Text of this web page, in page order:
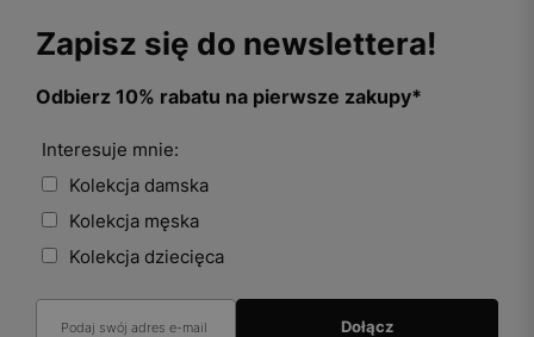
Zapisz się do newslettera!
Odbierz 10% rabatu na pierwsze zakupy*
Interesuje mnie:
Kolekcja damska
Kolekcja męska
Kolekcja dziecięca